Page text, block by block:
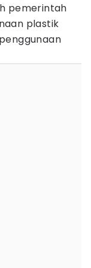
pemerintah
plastik